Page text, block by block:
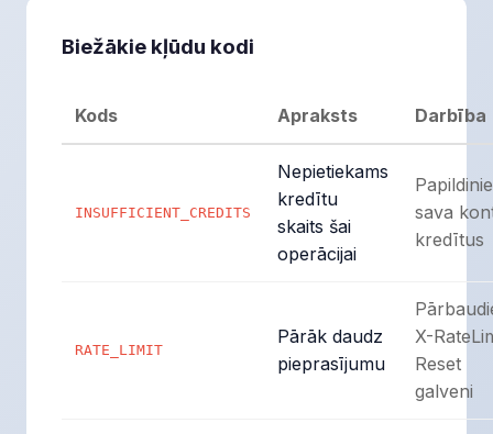
Biežākie kļūdu kodi
Kods Apraksts Darbība
INSUFFICIENT_CREDITS
Nepietiekams
kredītu
skaits šai
operācijai
sava
kredītus
RATE_LIMIT
Pārāk daudz
pieprasījumu
X-
Reset
galveni